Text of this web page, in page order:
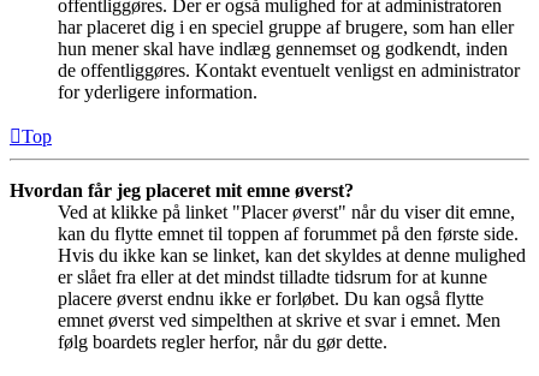
offentliggøres. Der er også mulighed for at administratoren
har placeret dig i en speciel gruppe af brugere, som han eller
hun mener skal have indlæg gennemset og godkendt, inden
de offentliggøres. Kontakt eventuelt venligst en administrator
for yderligere information.
Top
Hvordan får jeg placeret mit emne øverst?
Ved at klikke på linket "Placer øverst" når du viser dit emne,
kan du flytte emnet til toppen af forummet på den første side.
Hvis du ikke kan se linket, kan det skyldes at denne mulighed
er slået fra eller at det mindst tilladte tidsrum for at kunne
placere øverst endnu ikke er forløbet. Du kan også flytte
emnet øverst ved simpelthen at skrive et svar i emnet. Men
følg boardets regler herfor, når du gør dette.